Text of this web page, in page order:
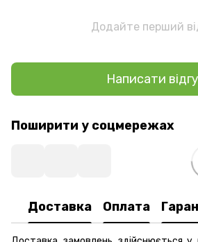
Додайте перший
Написати
Поширити у соцмережах
Доставка Оплата